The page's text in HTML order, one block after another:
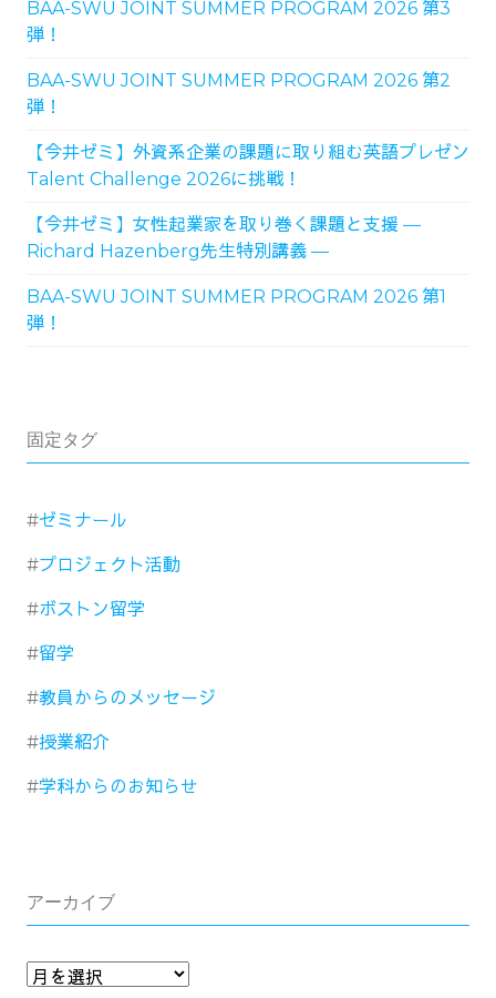
BAA-SWU JOINT SUMMER PROGRAM 2026 第3
弾！
BAA-SWU JOINT SUMMER PROGRAM 2026 第2
弾！
【今井ゼミ】外資系企業の課題に取り組む英語プレゼン
Talent Challenge 2026に挑戦！
【今井ゼミ】女性起業家を取り巻く課題と支援 ―
Richard Hazenberg先生特別講義 ―
BAA-SWU JOINT SUMMER PROGRAM 2026 第1
弾！
固定タグ
ゼミナール
プロジェクト活動
ボストン留学
留学
教員からのメッセージ
授業紹介
学科からのお知らせ
アーカイブ